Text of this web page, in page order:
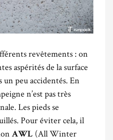
revêtements : on
aspérités de la surface
peu accidentés. En
n’est pas très
Les pieds se
Pour éviter cela, il
AWL (All Winter